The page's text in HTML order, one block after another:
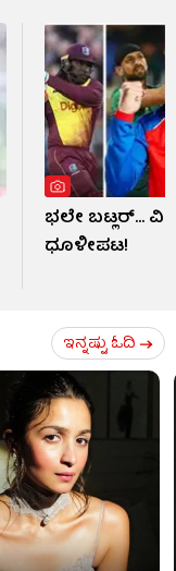
ಭಲೇ ಬಟ್ಲರ್...
ಧೂಳೀಪಟ!
ಇನ್ನಷ್ಟು ಓದಿ